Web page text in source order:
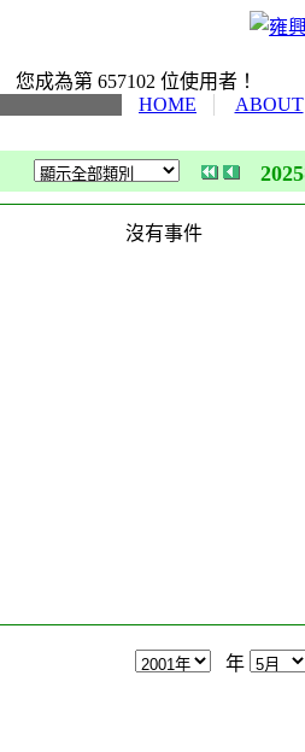
您成為第 657102 位使用者！
HOME
ABOUT
沒有事件
年